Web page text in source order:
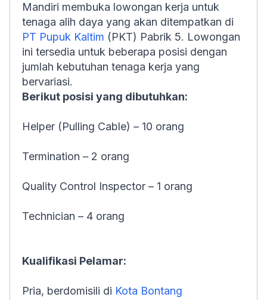
Mandiri membuka lowongan kerja untuk
tenaga alih daya yang akan ditempatkan di
PT Pupuk Kaltim (PKT) Pabrik 5. Lowongan
ini tersedia untuk beberapa posisi dengan
jumlah kebutuhan tenaga kerja yang
bervariasi.
Berikut posisi yang dibutuhkan:
Helper (Pulling Cable) – 10 orang
Termination – 2 orang
Quality Control Inspector – 1 orang
Technician – 4 orang
Kualifikasi Pelamar:
Pria, berdomisili di Kota Bontang